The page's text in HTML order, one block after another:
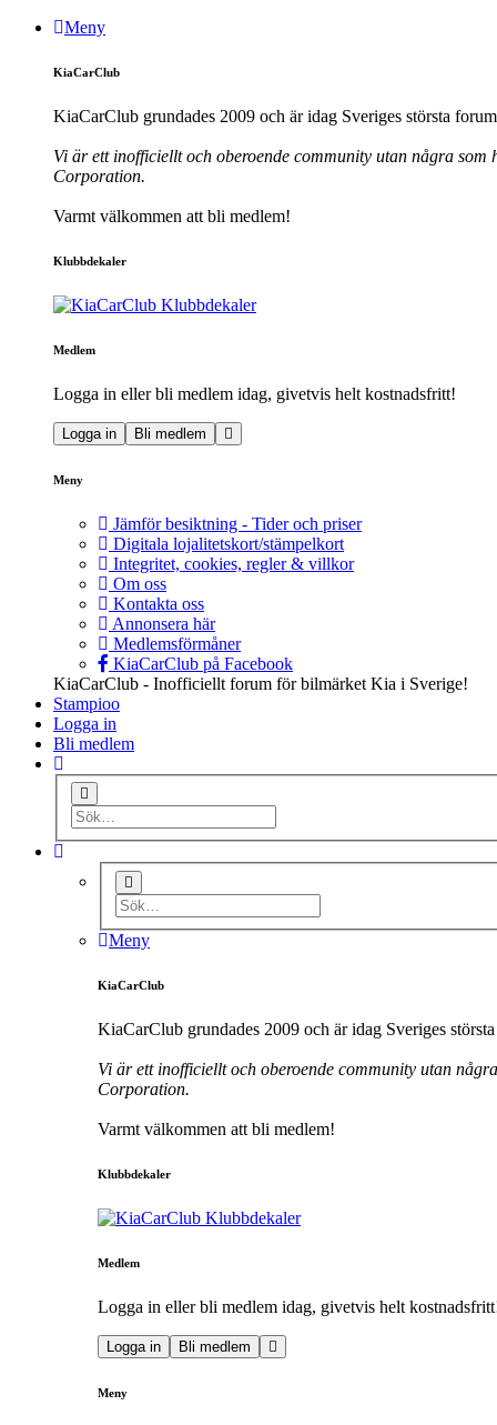
Meny
KiaCarClub
KiaCarClub grundades 2009 och är idag Sveriges största
Vi är ett inofficiellt och oberoende community utan några
Corporation.
Varmt välkommen att bli medlem!
Klubbdekaler
Medlem
Logga in eller bli medlem idag, givetvis helt kostnadsfritt!
Logga in Bli medlem
Meny
Jämför besiktning - Tider och priser
Digitala lojalitetskort/stämpelkort
Integritet, cookies, regler & villkor
Om oss
Kontakta oss
Annonsera här
Medlemsförmåner
KiaCarClub på Facebook
KiaCarClub - Inofficiellt forum för bilmärket Kia i Sverige!
Stampioo
Logga in
Bli medlem
Meny
KiaCarClub
KiaCarClub grundades 2009 och är idag Sveriges
Vi är ett inofficiellt och oberoende community utan
Corporation.
Varmt välkommen att bli medlem!
Klubbdekaler
Medlem
Logga in eller bli medlem idag, givetvis helt
Logga in Bli medlem
Meny